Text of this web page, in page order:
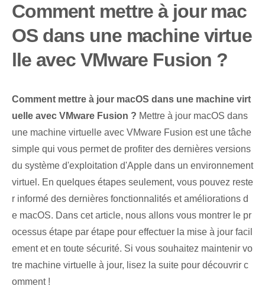
Comment mettre à jour mac
OS dans une machine virtue
lle avec VMware Fusion ?
Comment mettre à jour macOS dans une machine virt
uelle avec VMware Fusion ? Mettre à jour macOS dans
une machine virtuelle avec VMware Fusion est une tâche
simple qui vous permet de profiter des dernières versions
du système d'exploitation d'Apple dans un environnement
virtuel. En quelques étapes seulement, vous pouvez reste
r informé des dernières fonctionnalités et améliorations d
e macOS. Dans cet article, nous allons vous montrer le pr
ocessus étape par étape pour effectuer la mise à jour facil
ement et en toute sécurité. Si vous souhaitez maintenir vo
tre machine virtuelle à jour, lisez la suite pour découvrir c
omment !